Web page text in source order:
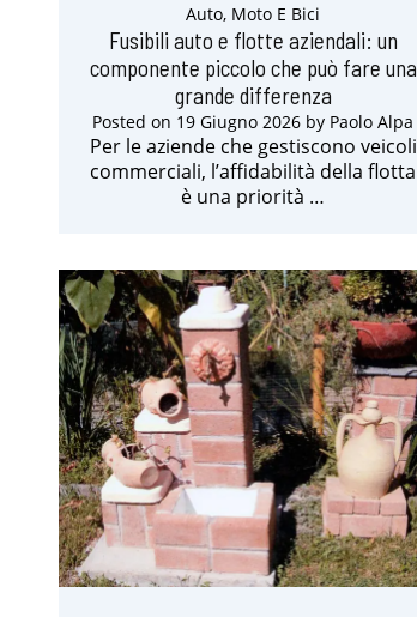
Auto, Moto E Bici
Fusibili auto e flotte aziendali: un
componente piccolo che può fare una
grande differenza
Posted on 19 Giugno 2026 by Paolo Alpa
Per le aziende che gestiscono veicoli
commerciali, l’affidabilità della flotta
è una priorità …